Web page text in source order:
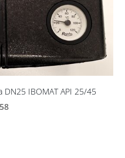
IBOMAT API 25/45